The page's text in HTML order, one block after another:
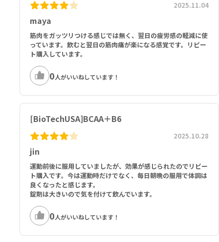
剤（リン酸カルシウム、脂肪酸マグネシウム塩、二酸化ケイ素）、コ
ル-グラフト共重合体、ポリビニルアルコール)、固結防止剤(タルク、
モノ-及びジグリセリン脂肪酸エステル)]、ピリドキシン塩酸塩
maya
2025.11.04
筋肉をガッツリつける感じでは無く、翌日の疲労感の軽減に使
っています。飲むと翌日の筋肉痛が楽になる感覚です。リピー
ト購入しています。
0人がいいねしています！
[BioTechUSA]BCAA＋B6
jin
2025.10.28
運動前後に服用していましたが、効果が感じられたのでリピー
ト購入です。今は運動時だけでなく、毎日朝晩の服用で体調は
良くなったと感じます。
錠剤は大きいので気を付けて飲んでいます。
0人がいいねしています！